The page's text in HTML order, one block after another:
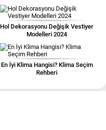
Hol Dekorasyonu Değişik Vestiyer
Modelleri 2024
En İyi Klima Hangisi? Klima Seçim
Rehberi